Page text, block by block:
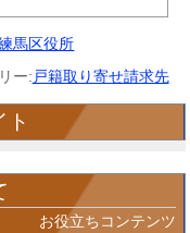
馬区役所
ー: 戸籍取り寄せ請求先
ト
お役立ちコンテンツ